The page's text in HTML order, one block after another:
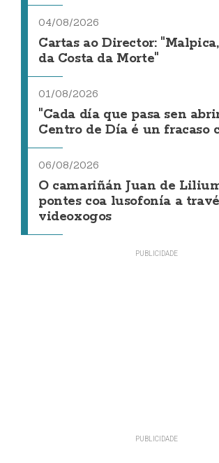
04/08/2026
Cartas ao Director:
da Costa da Morte"
01/08/2026
"Cada día que pasa sen
Centro de Día é un fracaso
06/08/2026
O camariñán Juan de
pontes coa lusofonía a
videoxogos